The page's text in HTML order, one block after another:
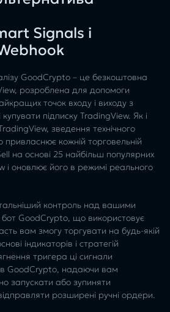
Signals і
GoodCrypto – це безкоштовна
розроблена для допомоги
точок входу і виходу з
купувати підписку TradingView. Як і
зведення технічного
привласнює кожній торговельній
на основі 25 найбільш популярних
і оновлює його в режимі реального
контроль над вашими
GoodCrypto, що використовує
вам змогу торгувати на будь-якій
індикаторів і стратегій
тригера ці сигнали
в GoodCrypto, надаючи вам
запускати або зупиняти
розширені ручні ордери.